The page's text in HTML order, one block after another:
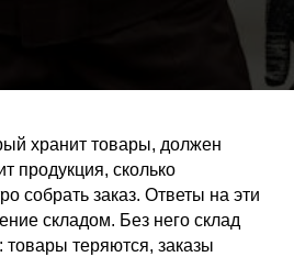
хранит товары, должен
продукция, сколько
собрать заказ. Ответы на эти
складом. Без него склад
товары теряются, заказы